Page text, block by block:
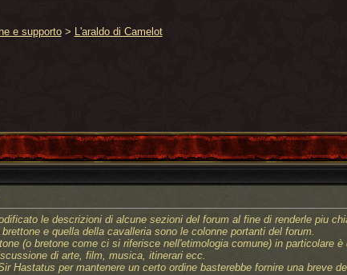
e supporto > L'araldo di Camelot
le descrizioni di alcune sezioni del forum al fine di renderle piu
e quella della cavalleria sono le colonne portanti del forum.
(o bretone come ci si riferisce nell'etimologia comune) in particolare
di arte, film, musica, itinerari ecc.
Hastatus per mantenere un certo ordine basterebbe fornire una breve